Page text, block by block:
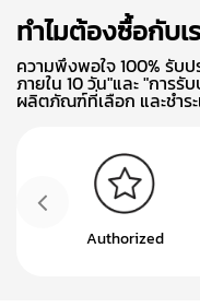
ทำไมต้องซื้อกับเ
ความพึงพอใจ 100% รับ
ภายใน 10 วัน"และ "การ
ผลิตภัณฑ์ที่เลือก และชำร
Authorized